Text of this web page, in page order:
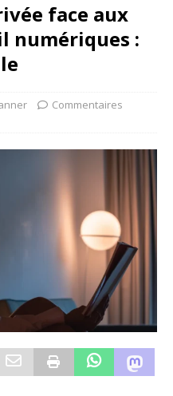
face aux
numériques :
Commentaires